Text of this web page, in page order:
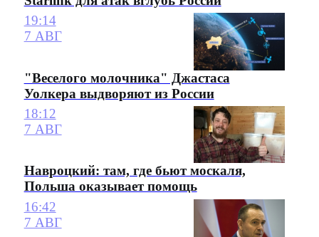
19:14
7 АВГ
"Веселого молочника" Джастаса
Уолкера выдворяют из России
18:12
7 АВГ
Навроцкий: там, где бьют москаля,
Польша оказывает помощь
16:42
7 АВГ